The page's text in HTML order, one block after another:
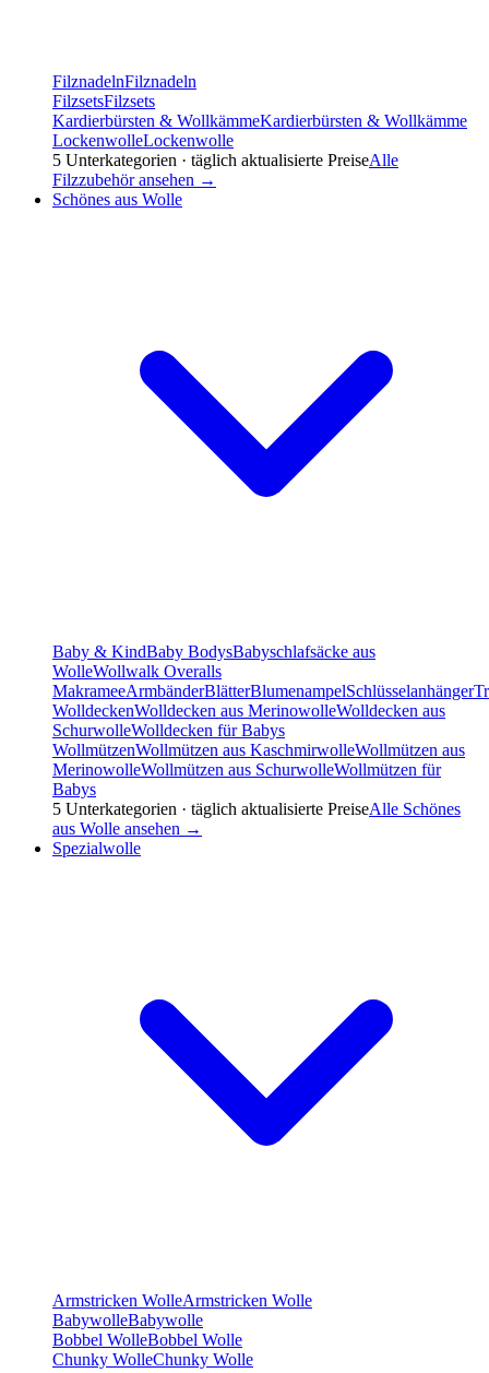
FilznadelnFilznadeln
FilzsetsFilzsets
Kardierbürsten & WollkämmeKardierbürsten & Wollkämme
LockenwolleLockenwolle
5 Unterkategorien · täglich aktualisierte PreiseAlle
Filzzubehöransehen →
Schönes aus Wolle
Baby & KindBaby BodysBabyschlafsäcke aus
WolleWollwalk Overalls
MakrameeArmbänderBlätterBlumenampelSchlüsselanhänger
WolldeckenWolldecken aus MerinowolleWolldecken aus
SchurwolleWolldecken für Babys
WollmützenWollmützen aus KaschmirwolleWollmützen aus
MerinowolleWollmützen aus SchurwolleWollmützen für
Babys
5 Unterkategorien · täglich aktualisierte PreiseAlle Schönes
aus Wolle ansehen →
Spezialwolle
Armstricken WolleArmstricken Wolle
BabywolleBabywolle
Bobbel WolleBobbel Wolle
Chunky WolleChunky Wolle